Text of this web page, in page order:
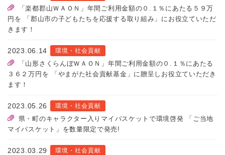
「楽都郡山ＷＡＯＮ」年間ご利用金額の０.１％にあたる５９万
円を 「郡山市の子どもたちを応援する取り組み」にお役立ていただ
きます！
2023.06.14 環境・社会貢献
「山形さくらんぼＷＡＯＮ」年間ご利用金額の０.１％にあたる
３６２万円を 「やまがた社会貢献基金」に贈呈しお役立ていただき
ます！
2023.05.26 環境・社会貢献
県・町のキャラクター入りマイバスケットで環境啓発 「ご当地
マイバスケット」を数量限定で発売!
2023.03.29 環境・社会貢献